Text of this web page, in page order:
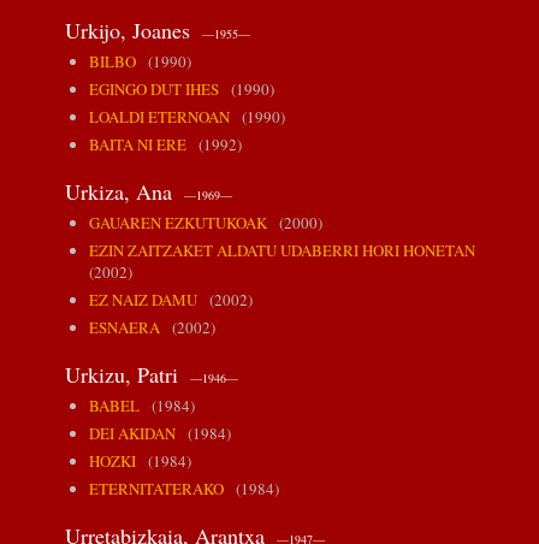
Urkijo, Joanes —1955—
BILBO(1990)
EGINGO DUT IHES(1990)
LOALDI ETERNOAN(1990)
BAITA NI ERE(1992)
Urkiza, Ana —1969—
GAUAREN EZKUTUKOAK(2000)
EZIN ZAITZAKET ALDATU UDABERRI HORI HONETAN
(2002)
EZ NAIZ DAMU(2002)
ESNAERA(2002)
Urkizu, Patri —1946—
BABEL(1984)
DEI AKIDAN(1984)
HOZKI(1984)
ETERNITATERAKO(1984)
Urretabizkaia, Arantxa —1947—